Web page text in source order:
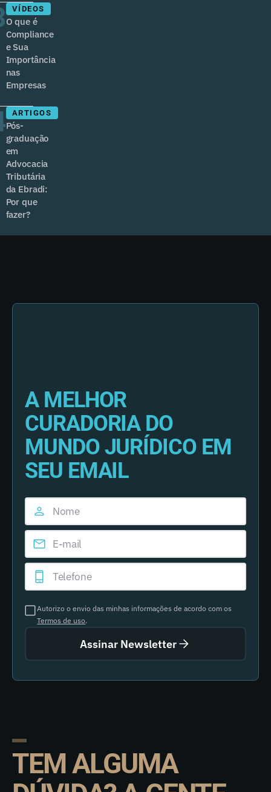
VÍDEOS
O que é
Compliance
e Sua
Importância
nas
Empresas
ARTIGOS
Pós-
graduação
em
Advocacia
Tributária
da Ebradi:
Por que
fazer?
A MELHOR
CURADORIA DO
MUNDO JURÍDICO EM
SEU EMAIL
Autorizo o envio das minhas informações de acordo com os
Termos de uso.
Assinar Newsletter
TEM ALGUMA